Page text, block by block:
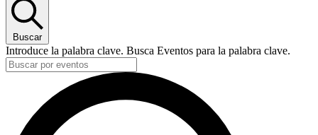
Buscar
Introduce la palabra clave. Busca Eventos para la palabra clave.